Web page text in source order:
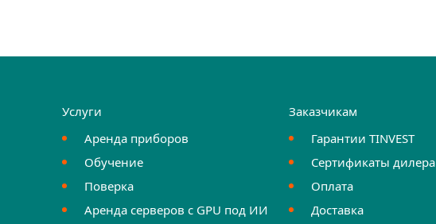
Услуги
Аренда приборов
Обучение
Поверка
Аренда серверов с GPU под ИИ
Заказчикам
Гарантии TINVEST
Сертификаты дилера
Оплата
Доставка